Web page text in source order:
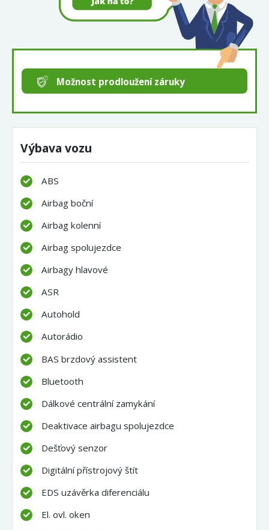
Možnost prodloužení záruky
Výbava vozu
ABS
Airbag boční
Airbag kolenní
Airbag spolujezdce
Airbagy hlavové
ASR
Autohold
Autorádio
BAS brzdový assistent
Bluetooth
Dálkové centrální zamykání
Deaktivace airbagu spolujezdce
Dešťový senzor
Digitální přístrojový štít
EDS uzávěrka diferenciálu
El. ovl. oken